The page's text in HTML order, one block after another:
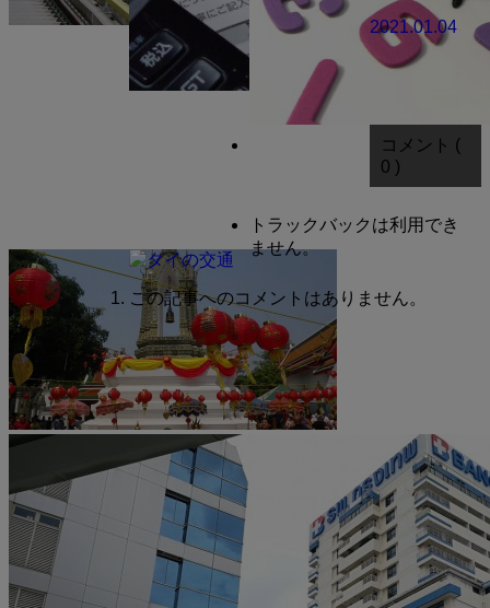
2021.01.04
コメント (
0 )
トラックバックは利用でき
ません。
この記事へのコメントはありません。